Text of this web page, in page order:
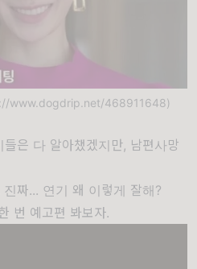
www.dogdrip.net/468911648)
은 다 알아챘겠지만, 남편사망
짜... 연기 왜 이렇게 잘해?
번 예고편 봐보자.